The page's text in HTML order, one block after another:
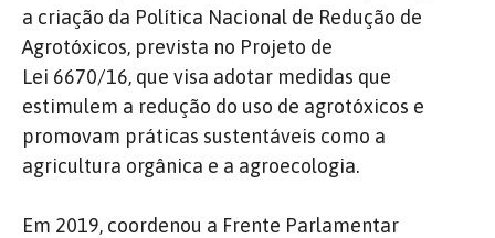
a criação da Política Nacional de Redução de
Agrotóxicos, prevista no Projeto de
Lei 6670/16, que visa adotar medidas que
estimulem a redução do uso de agrotóxicos e
promovam práticas sustentáveis como a
agricultura orgânica e a agroecologia.
Em 2019, coordenou a Frente Parlamentar